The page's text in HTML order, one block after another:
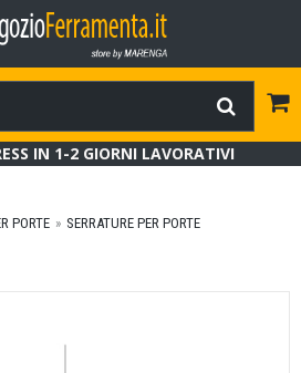
IN 1-2 GIORNI LAVORATIVI
PORTE SERRATURE PER PORTE